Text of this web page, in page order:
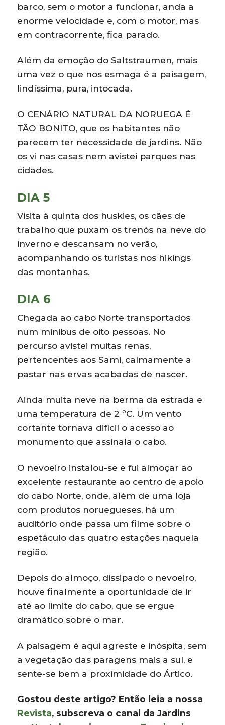
barco, sem o motor a funcionar, anda a
enorme velocidade e, com o motor, mas
em contracorrente, fica parado.
Além da emoção do Saltstraumen, mais
uma vez o que nos esmaga é a paisagem,
lindíssima, pura, intocada.
O CENÁRIO NATURAL DA NORUEGA É
TÃO BONITO, que os habitantes não
parecem ter necessidade de jardins. Não
os vi nas casas nem avistei parques nas
cidades.
DIA 5
Visita à quinta dos huskies, os cães de
trabalho que puxam os trenós na neve do
inverno e descansam no verão,
acompanhando os turistas nos hikings
das montanhas.
DIA 6
Chegada ao cabo Norte transportados
num minibus de oito pessoas. No
percurso avistei muitas renas,
pertencentes aos Sami, calmamente a
pastar nas ervas acabadas de nascer.
Ainda muita neve na berma da estrada e
uma temperatura de 2 ºC. Um vento
cortante tornava difícil o acesso ao
monumento que assinala o cabo.
O nevoeiro instalou-se e fui almoçar ao
excelente restaurante ao centro de apoio
do cabo Norte, onde, além de uma loja
com produtos noruegueses, há um
auditório onde passa um filme sobre o
espetáculo das quatro estações naquela
região.
Depois do almoço, dissipado o nevoeiro,
houve finalmente a oportunidade de ir
até ao limite do cabo, que se ergue
dramático sobre o mar.
A paisagem é aqui agreste e inóspita, sem
a vegetação das paragens mais a sul, e
sente-se bem a proximidade do Ártico.
Gostou deste artigo? Então leia a nossa
Revista, subscreva o canal da Jardins